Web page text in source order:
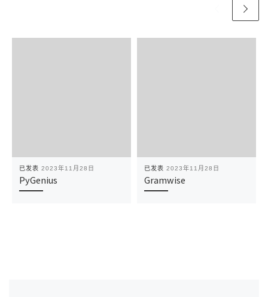
已发表 2023年11月28日
PyGenius
已发表 2023年11月28日
Gramwise